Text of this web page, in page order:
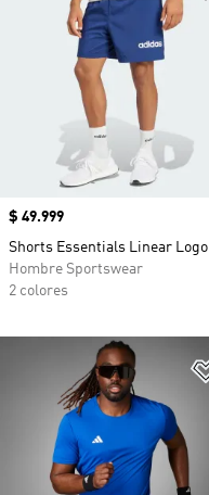
Precio
$ 49.999
Shorts Essentials Linear Logo
Hombre Sportswear
2 colores